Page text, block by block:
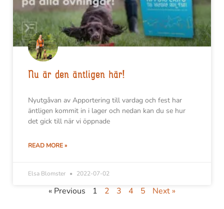
Nu är den äntligen här!
Nyutgåvan av Apportering till vardag och fest har
äntligen kommit in i lager och nedan kan du se hur
det gick till när vi öppnade
READ MORE »
Elsa Blomster 2022-07-02
« Previous 1 2 3 4 5 Next »